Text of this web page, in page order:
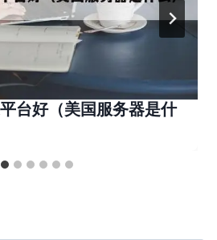
台好（美国服务器是什